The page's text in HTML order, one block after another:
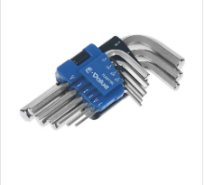
é
ABC szerint
m